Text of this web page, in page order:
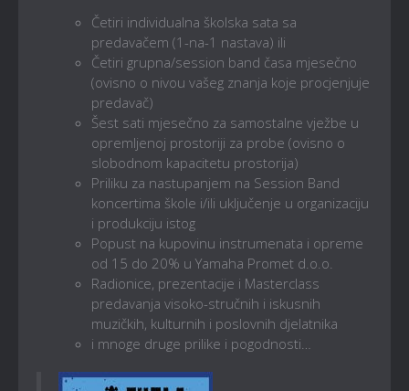
Četiri individualna školska sata sa
predavačem (1-na-1 nastava) ili
Četiri grupna/session band časa mjesečno
(ovisno o nivou vašeg znanja koje procjenjuje
predavač)
Šest sati mjesečno za samostalne vježbe u
opremljenoj prostoriji za probe (ovisno o
slobodnom kapacitetu prostorija)
Priliku za nastupanjem na Session Band
koncertima škole i/ili uključenje u organizaciju
i produkciju istog
Popust na kupovinu instrumenata i opreme
od 15 do 20% u Yamaha Promet d.o.o.
Radionice, prezentacije i Masterclass
predavanja visoko-stručnih i iskusnih
muzičkih, kulturnih i poslovnih djelatnika
i mnoge druge prilike i pogodnosti…